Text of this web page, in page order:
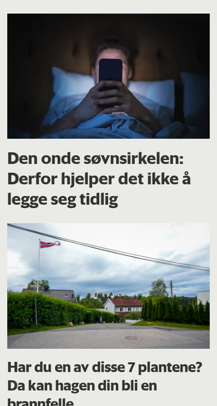
Den onde søvnsirkelen:
Derfor hjelper det ikke å
legge seg tidlig
Har du en av disse 7 plantene?
Da kan hagen din bli en